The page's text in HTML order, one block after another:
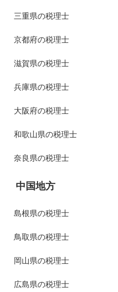
三重県の税理士
京都府の税理士
滋賀県の税理士
兵庫県の税理士
大阪府の税理士
和歌山県の税理士
奈良県の税理士
中国地方
島根県の税理士
鳥取県の税理士
岡山県の税理士
広島県の税理士